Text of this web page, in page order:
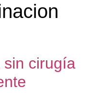
sin cirugía